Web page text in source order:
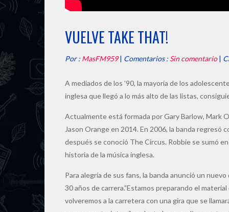
VUELVE TAKE THAT!
Por : MasFM959| Comentarios : Sin comentario|
A mediados de los ’90, la mayoría de los
inglesa que llegó a lo más alto de las listas,
Actualmente está formada por Gary Barlow, Mark
Jason Orange en 2014. En 2006, la banda
después se conoció The Circus. Robbie se sumó
historia de la música inglesa.
Para alegría de sus fans, la banda anunció un
30 años de carrera.”Estamos preparando el
volveremos a la carretera con una gira que se